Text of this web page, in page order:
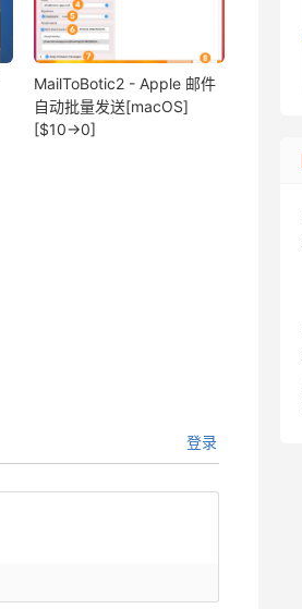
MailToBotic2 - Apple 邮件
自动批量发送[macOS]
[$10→0]
登录